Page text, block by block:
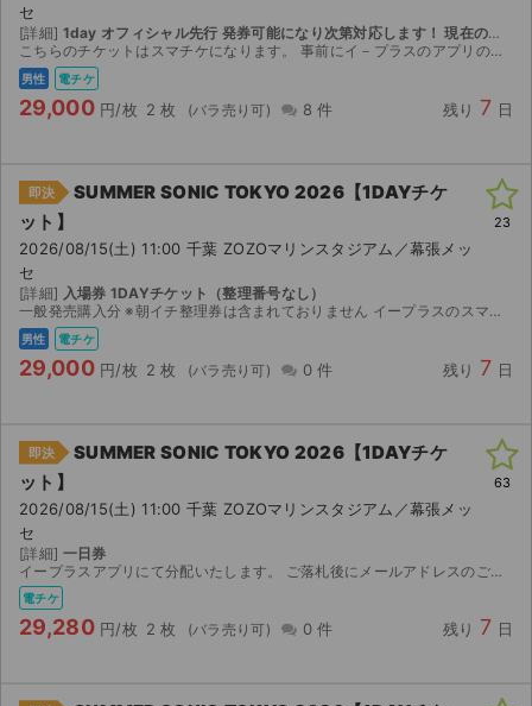
セ
[詳細] 1day オフィシャル先行 発券可能になり次第対応します！ 現在の予定:8/12(水)15:00〜
こちらのチケットはスマチケになります。 事前にイ－プラスのアプリのインストールをお済ませください。 ご購入の場合にはイ－プラスのアプリに登録済みのメ－ルアドレス（複数枚ご購入の場合には複数人分...
男性 電チケ
29,000 円/枚 2 枚 8 件 残り 7 日
即決
SUMMER SONIC TOKYO 2026【1DAYチケ
ット】
2026/08/15(土) 11:00 千葉 ZOZOマリンスタジアム／幕張メッ
セ
[詳細] 入場券 1DAYチケット（整理番号なし）
一般発売購入分 ※朝イチ整理券は含まれておりません イープラスのスマチケでダウンロード開始後に分配します。 ◆受取方法 スマチケ ※2026/08/12（水）15:00以降ダウンロード可能です...
男性 電チケ
29,000 円/枚 2 枚 0 件 残り 7 日
23
即決
SUMMER SONIC TOKYO 2026【1DAYチケ
ット】
2026/08/15(土) 11:00 千葉 ZOZOマリンスタジアム／幕張メッ
セ
[詳細] 一日券
イープラスアプリにて分配いたします。 ご落札後にメールアドレスのご提示お願い致します。 【注意事項】 公演が中止となった場合のみ、手数料を差し引いた金額を返金いたします。 取引確定後のキャンセ...
電チケ
29,280 円/枚 2 枚 0 件 残り 7 日
63